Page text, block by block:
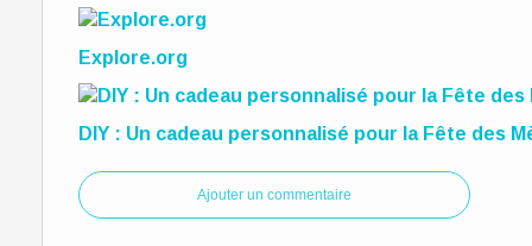
Explore.org
DIY : Un cadeau personnalisé pour la Fête des
Ajouter un commentaire